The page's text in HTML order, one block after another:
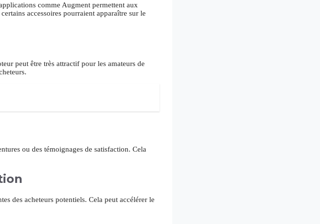
comme Augment permettent aux
accessoires pourraient apparaître sur le
peut être très attractif pour les amateurs de
ou des témoignages de satisfaction. Cela
des acheteurs potentiels. Cela peut accélérer le